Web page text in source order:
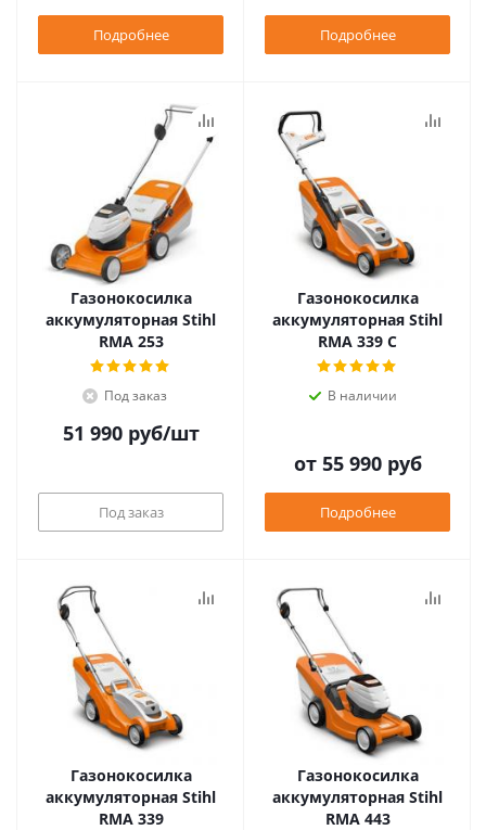
Подробнее Подробнее
Газонокосилка
аккумуляторная Stihl
RMA 253
Под заказ
51 990руб/шт
Под заказ
Газонокосилка
аккумуляторная Stihl
RMA 339 C
В наличии
от 55 990 руб
Подробнее
Газонокосилка
аккумуляторная Stihl
RMA 339
Газонокосилка
аккумуляторная Stihl
RMA 443